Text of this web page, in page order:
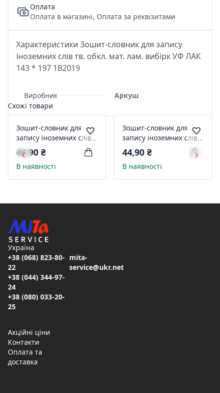
Оплата
Оплата в магазині, Оплата за реквізитами
Характеристики Зошит-словник для запису
іноземних слів тв. обкл. мат. лам. вибірк УФ ЛАК
143 * 197 1B2019
Виробник
Аркуш
Схожі товари
Зошит-словник для
запису іноземних слів
тв. обкл. мат. лам.
вибірк УФ ЛАК 143 *
197 1B2204
44,90 ₴
В наявності
Зошит-словник для
запису іноземних слів
тв. обкл. мат. лам.
вибірк УФ ЛАК 143 *
197 1B2735
44,90 ₴
В наявності
Україна
+38 (068) 823-80-
22
+38 (044) 344-97-
24
+38 (080) 033-20-
25
mita-
service@ukr.net
Акційні ціни
Контакти
Оплата та
доставка